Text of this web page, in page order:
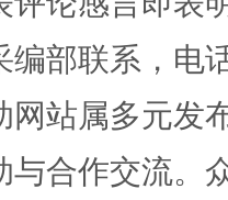
编部联系，电
网站属多元发
与合作交流。